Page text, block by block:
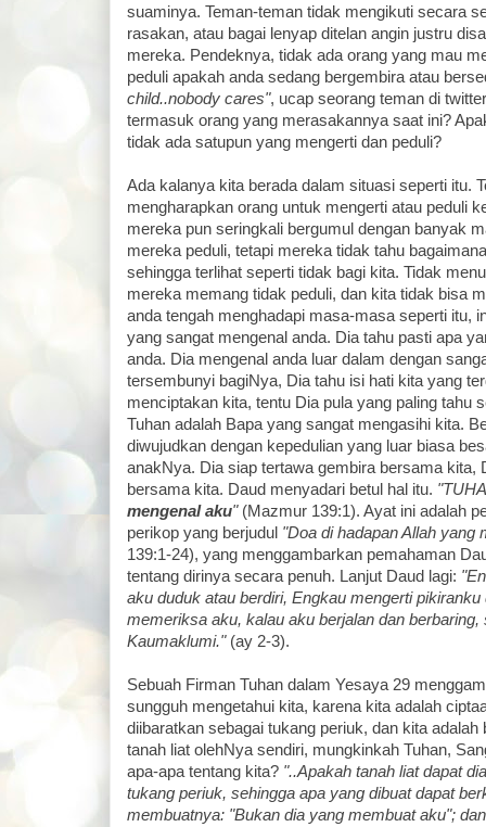
suaminya. Teman-teman tidak mengikuti secara
rasakan, atau bagai lenyap ditelan angin justru
mereka. Pendeknya, tidak ada orang yang mau
peduli apakah anda sedang bergembira atau
child..nobody cares", ucap seorang teman di
termasuk orang yang merasakannya saat ini?
tidak ada satupun yang mengerti dan peduli?
Ada kalanya kita berada dalam situasi seperti itu.
mengharapkan orang untuk mengerti atau peduli
mereka pun seringkali bergumul dengan banyak
mereka peduli, tetapi mereka tidak tahu
sehingga terlihat seperti tidak bagi kita. Tidak
mereka memang tidak peduli, dan kita tidak bisa
anda tengah menghadapi masa-masa seperti itu,
yang sangat mengenal anda. Dia tahu pasti apa
anda. Dia mengenal anda luar dalam dengan
tersembunyi bagiNya, Dia tahu isi hati kita yang
menciptakan kita, tentu Dia pula yang paling tahu
Tuhan adalah Bapa yang sangat mengasihi kita.
diwujudkan dengan kepedulian yang luar biasa
anakNya. Dia siap tertawa gembira bersama kita,
bersama kita. Daud menyadari betul hal itu.
mengenal aku" (Mazmur 139:1). Ayat ini adalah
perikop yang berjudul "Doa di hadapan Allah yang
139:1-24), yang menggambarkan pemahaman
tentang dirinya secara penuh. Lanjut Daud lagi:
aku duduk atau berdiri, Engkau mengerti pikiranku
memeriksa aku, kalau aku berjalan dan berbaring,
Kaumaklumi."(ay 2-3).
Sebuah Firman Tuhan dalam Yesaya 29
sungguh mengetahui kita, karena kita adalah
diibaratkan sebagai tukang periuk, dan kita adalah
tanah liat olehNya sendiri, mungkinkah Tuhan,
apa-apa tentang kita? "..Apakah tanah liat dapat
tukang periuk, sehingga apa yang dibuat dapat
membuatnya: "Bukan dia yang membuat aku";